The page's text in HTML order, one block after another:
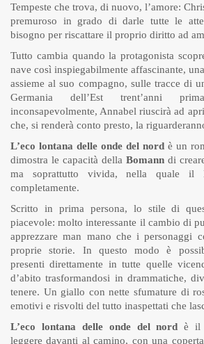
Tempeste che trova, di nuovo, l’amore:
premuroso in grado di darle tutte le
bisogno per riscattare il proprio diritto ad
Tutto cambia quando la protagonista
nave così inspiegabilmente affascinante,
assieme al suo compagno, sulle tracce di
Germania dell’Est trent’anni
inconsapevolmente, Annabel riuscirà ad
che, si renderà conto presto, la
L’eco lontana delle onde del nord è un
dimostra le capacità della Bomann di
ma soprattutto vivida, nella quale il
completamente.
Scritto in prima persona, lo stile di
piacevole: molto interessante il cambio di
apprezzare man mano che i personaggi
proprie storie. In questo modo è
presenti direttamente in tutte quelle
d’abito trasformandosi in drammatiche,
tenere. Un giallo con nette sfumature di
emotivi e risvolti del tutto inaspettati che
L’eco lontana delle onde del nord è il
leggere davanti al camino, con una